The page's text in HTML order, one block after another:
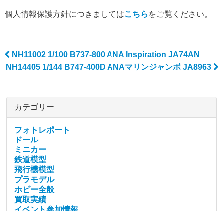
個人情報保護方針につきましてはこちら をご覧ください。
Post navigation
NH11002 1/100 B737-800 ANA Inspiration JA74AN
NH14405 1/144 B747-400D ANAマリンジャンボ JA8963
カテゴリー
フォトレポート
ドール
ミニカー
鉄道模型
飛行機模型
プラモデル
ホビー全般
買取実績